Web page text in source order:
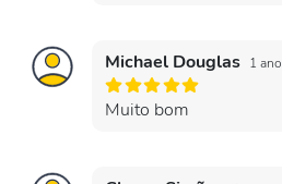
Michael Douglas 1 ano
Muito bom